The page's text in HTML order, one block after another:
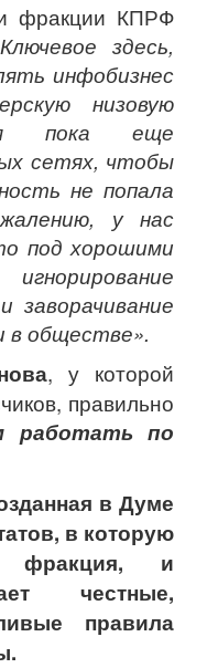
фракции КПРФ
здесь,
инфобизнес
низовую
пока еще
сетях, чтобы
не попала
у нас
под хорошими
заворачивание
в обществе».
, у которой
правильно
работать по
в Думе
в которую
фракция, и
честные,
правила